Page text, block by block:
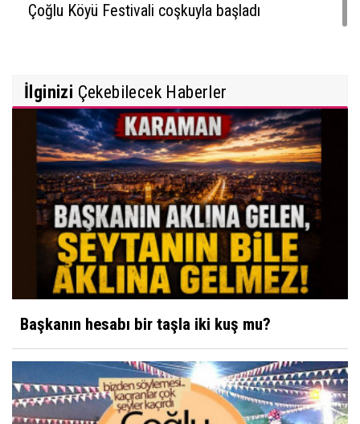
Çoğlu Köyü Festivali coşkuyla başladı
İlginizi Çekebilecek Haberler
Başkanın hesabı bir taşla iki kuş mu?